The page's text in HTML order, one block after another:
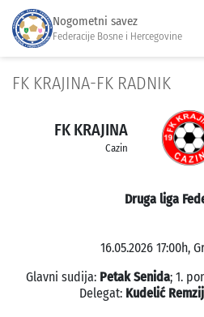
Nogometni savez
Federacije Bosne i Hercegovine
FK KRAJINA-FK RADNIK
FK KRAJINA
Cazin
Druga liga
16.05.2026 17:00h,
Glavni sudija: Petak Senida; 1.
Delegat: Kudelić